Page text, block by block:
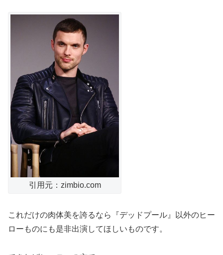
引用元：zimbio.com
これだけの肉体美を誇るなら『デッドプール』以外のヒー
ローものにも是非出演してほしいものです。